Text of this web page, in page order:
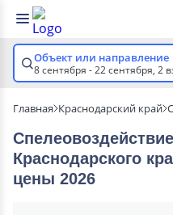
Объект или направление
8 сентября - 22 сентября, 2
Главная Краснодарский край
Краснодарского
цены 2026